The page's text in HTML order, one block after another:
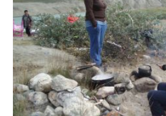
på
Moesgaard